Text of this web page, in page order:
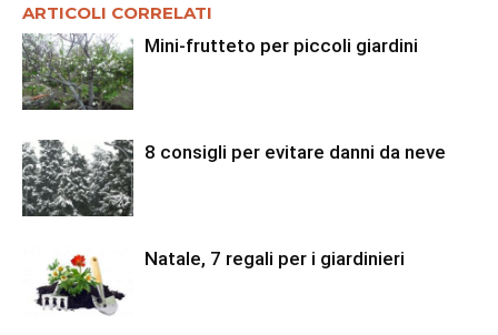
ARTICOLI CORRELATI
Mini-frutteto per piccoli giardini
8 consigli per evitare danni da neve
Natale, 7 regali per i giardinieri